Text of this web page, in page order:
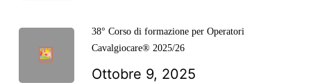
38° Corso di formazione per Operatori
Cavalgiocare® 2025/26
Ottobre 9, 2025